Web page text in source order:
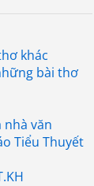
khác
bài thơ
nhà văn
Tiểu Thuyết